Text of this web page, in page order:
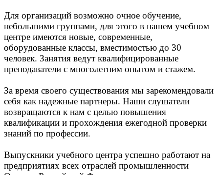
Для организаций возможно очное обучение,
небольшими группами, для этого в нашем учебном
центре имеются новые, современные,
оборудованные классы, вместимостью до 30
человек. Занятия ведут квалифицированные
преподаватели с многолетним опытом и стажем.
За время своего существования мы зарекомендовали
себя как надежные партнеры. Наши слушатели
возвращаются к нам с целью повышения
квалификации и прохождения ежегодной проверки
знаний по профессии.
Выпускники учебного центра успешно работают на
предприятиях всех отраслей промышленности